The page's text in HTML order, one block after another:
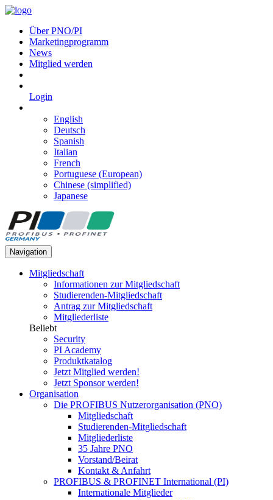
Über PNO/PI
Marketingprogramm
News
Mitglied werden
Login
English
Deutsch
Spanish
Italian
French
Portuguese (European)
Chinese (simplified)
Japanese
Navigation
Mitgliedschaft
Informationen zur Mitgliedschaft
Studierenden-Mitgliedschaft
Antrag zur Mitgliedschaft
Mitgliederliste
Beliebt
Security
PI Academy
Produktkatalog
Jetzt Mitglied werden!
Jetzt Sponsor werden!
Organisation
Die PROFIBUS Nutzerorganisation (PNO)
Mitgliedschaft
Studierenden-Mitgliedschaft
Mitgliederliste
35 Jahre PNO
Vorstand/Beirat
Kontakt & Anfahrt
PROFIBUS & PROFINET International (PI)
Internationale Mitglieder